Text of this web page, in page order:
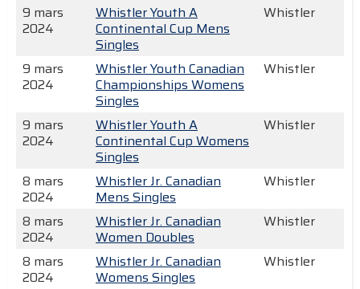
9 mars
2024
Whistler Youth A
Continental Cup Mens
Singles
Whistler
9 mars
2024
Whistler Youth Canadian
Championships Womens
Singles
Whistler
9 mars
2024
Whistler Youth A
Continental Cup Womens
Singles
Whistler
8 mars
2024
Whistler Jr. Canadian
Mens Singles
Whistler
8 mars
2024
Whistler Jr. Canadian
Women Doubles
Whistler
8 mars
2024
Whistler Jr. Canadian
Womens Singles
Whistler